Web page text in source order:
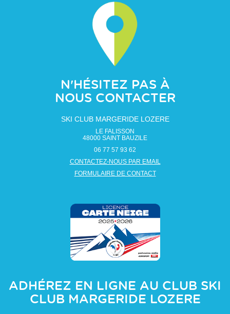
N'HÉSITEZ PAS À
NOUS CONTACTER
SKI CLUB MARGERIDE LOZERE
LE FALISSON
48000 SAINT BAUZILE
06 77 57 93 62
CONTACTEZ-NOUS PAR EMAIL
FORMULAIRE DE CONTACT
ADHÉREZ EN LIGNE AU CLUB SKI
CLUB MARGERIDE LOZERE